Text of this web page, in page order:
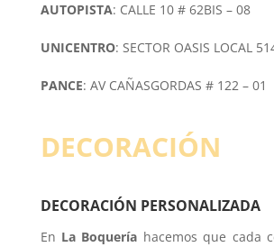
AUTOPISTA: CALLE 10 # 62BIS – 08
UNICENTRO: SECTOR OASIS LOCAL
PANCE: AV CAÑASGORDAS # 122 – 01
DECORACIÓN
DECORACIÓN PERSONALIZADA
En La Boquería hacemos que cada